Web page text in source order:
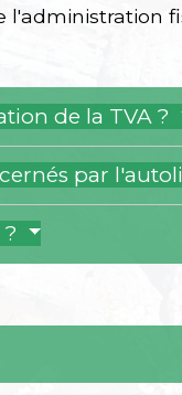
l'administration
de la TVA ?
par